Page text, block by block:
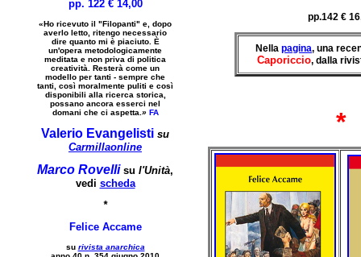
pp. 122 € 14,00
«Ho ricevuto il "Filopanti" e, dopo
averlo letto, ritengo necessario
dire quanto mi è piaciuto. È
un'opera metodologicamente
meditata e non priva di politica
creatività. Resterà come un
modello per tanti - sempre che
tanti, così moralmente puliti e così
disponibili alla ricerca storica,
possano ancora esserci nel
domani che ci aspetta. » FA
Valerio Evangelisti su
Carmillaonline
Marco Rovelli su l'Unità,
vedi scheda
*
Felice Accame
su rivista anarchica
pp.142 €
Nella pagina, una
Caporiccio, dalla
*